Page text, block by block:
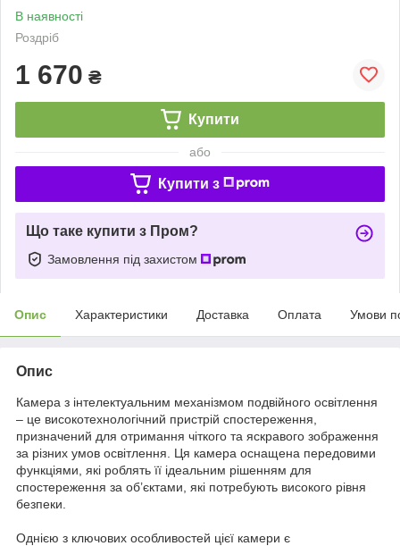
В наявності
Роздріб
1 670 ₴
Купити
або
Купити з
Що таке купити з Пром?
Замовлення під захистом
Опис Характеристики Доставка Оплата Умови
Опис
Камера з інтелектуальним механізмом подвійного освітлення
– це високотехнологічний пристрій спостереження,
призначений для отримання чіткого та яскравого зображення
за різних умов освітлення. Ця камера оснащена передовими
функціями, які роблять її ідеальним рішенням для
спостереження за об’єктами, які потребують високого рівня
безпеки.
Однією з ключових особливостей цієї камери є